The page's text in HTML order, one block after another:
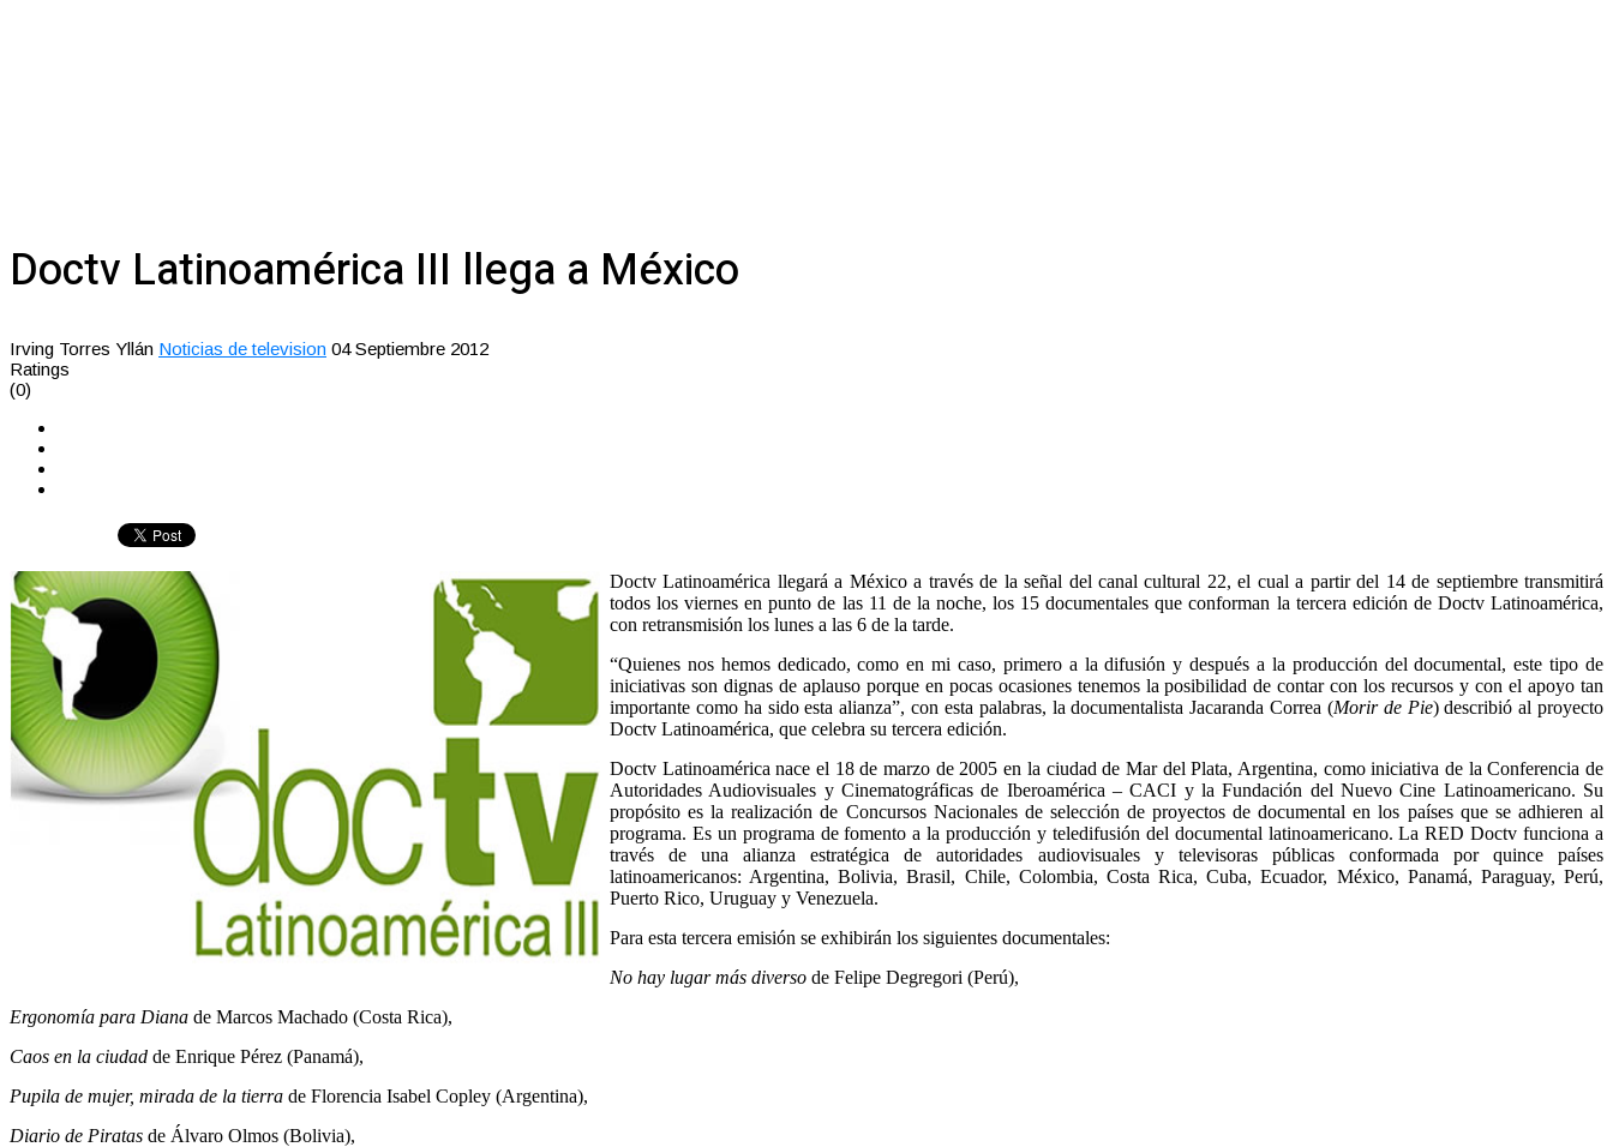
Doctv Latinoamérica III llega a México
Irving Torres Yllán Noticias de television 04 Septiembre 2012
Ratings
(0)
Doctv Latinoamérica llegará a México a través de la señal del canal cultural 22, el cual a partir del 14 de septiembre transmitirá
todos los viernes en punto de las 11 de la noche, los 15 documentales que conforman la tercera edición de Doctv Latinoamérica,
con retransmisión los lunes a las 6 de la tarde.
“Quienes nos hemos dedicado, como en mi caso, primero a la difusión y después a la producción del documental, este tipo de
iniciativas son dignas de aplauso porque en pocas ocasiones tenemos la posibilidad de contar con los recursos y con el apoyo tan
importante como ha sido esta alianza”, con esta palabras, la documentalista Jacaranda Correa (Morir de Pie) describió al proyecto
Doctv Latinoamérica, que celebra su tercera edición.
Doctv Latinoamérica nace el 18 de marzo de 2005 en la ciudad de Mar del Plata, Argentina, como iniciativa de la Conferencia de
Autoridades Audiovisuales y Cinematográficas de Iberoamérica – CACI y la Fundación del Nuevo Cine Latinoamericano. Su
propósito es la realización de Concursos Nacionales de selección de proyectos de documental en los países que se adhieren al
programa. Es un programa de fomento a la producción y teledifusión del documental latinoamericano. La RED Doctv funciona a
través de una alianza estratégica de autoridades audiovisuales y televisoras públicas conformada por quince países
latinoamericanos: Argentina, Bolivia, Brasil, Chile, Colombia, Costa Rica, Cuba, Ecuador, México, Panamá, Paraguay, Perú,
Puerto Rico, Uruguay y Venezuela.
Para esta tercera emisión se exhibirán los siguientes documentales:
No hay lugar más diverso de Felipe Degregori (Perú),
Ergonomía para Diana de Marcos Machado (Costa Rica),
Caos en la ciudad de Enrique Pérez (Panamá),
Pupila de mujer, mirada de la tierra de Florencia Isabel Copley (Argentina),
Diario de Piratas de Álvaro Olmos (Bolivia),